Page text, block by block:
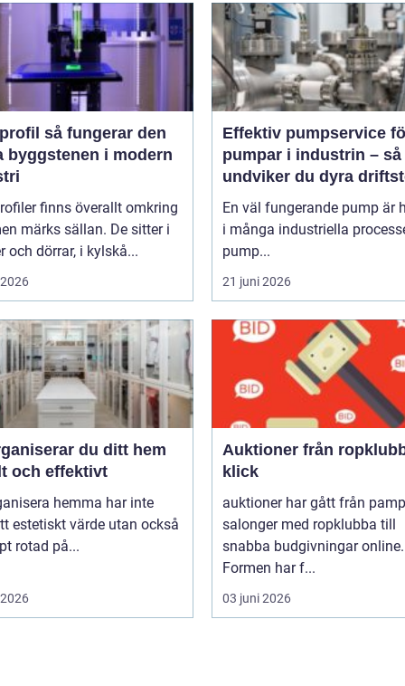
den
byggstenen i modern
finns överallt omkring
märks sällan. De sitter i
och dörrar, i kylskå...
Effektiv pumpservice
pumpar i industrin – så
undviker du dyra
En väl fungerande pump är
i många industriella
pump...
21 juni 2026
du ditt hem
och effektivt
hemma har inte
estetiskt värde utan också
rotad på...
Auktioner från ropklubba till
klick
auktioner har gått från
salonger med ropklubba till
snabba budgivningar online.
Formen har f...
03 juni 2026